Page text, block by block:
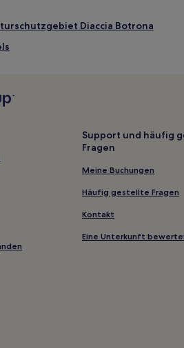
Diaccia Botrona
Albinia
von Cala Piccola
in Marciana
in Cala dell'Allume
Support und häufig
Fragen
Meine Buchungen
Häufig gestellte Fragen
Kontakt
Eine Unterkunft